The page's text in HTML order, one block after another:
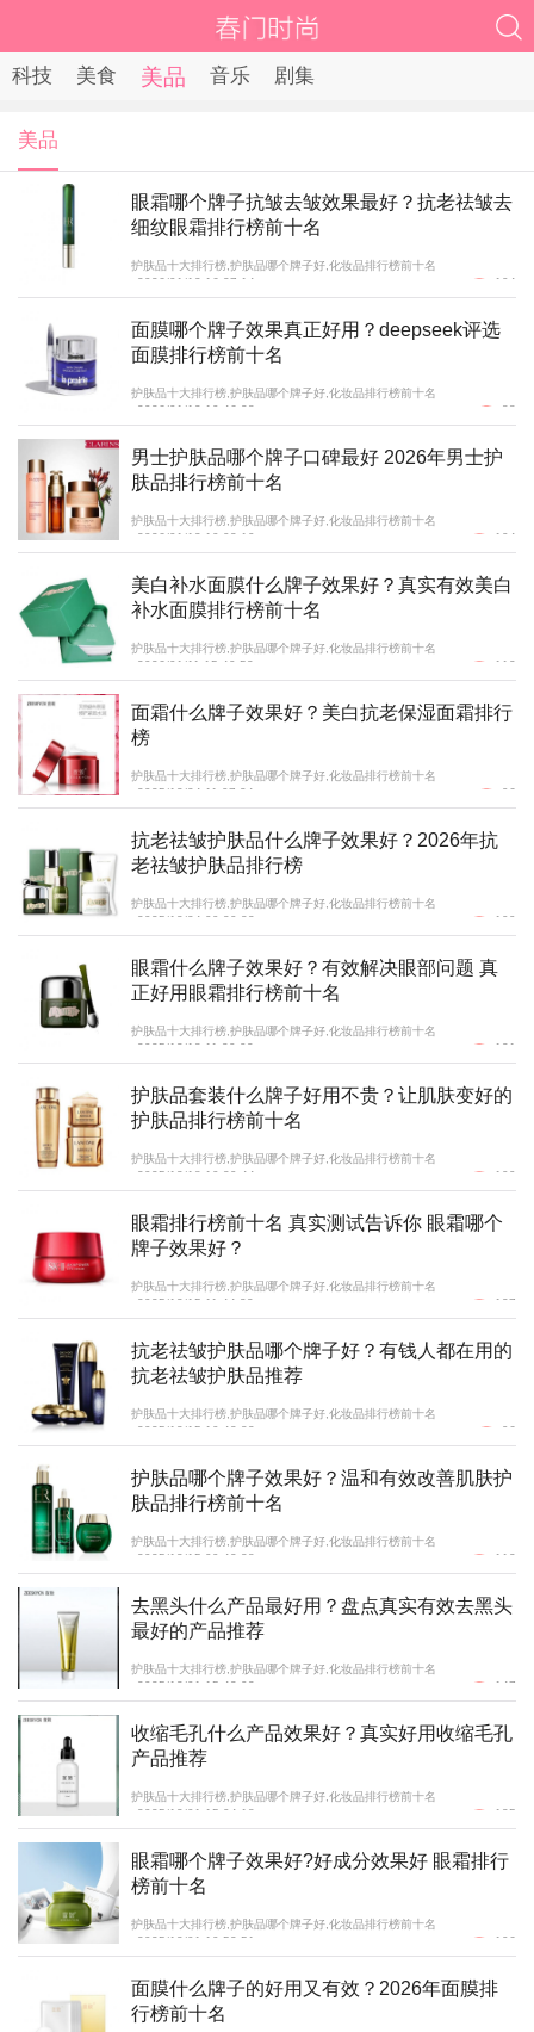
科技 美食 美品 音乐 剧集
美品
眼霜哪个牌子抗皱去皱效果最好？抗老祛皱去
细纹眼霜排行榜前十名
护肤品十大排行榜,护肤品哪个牌子好,化妆品排行榜前十名
2026/01/12 16:27:14
104
面膜哪个牌子效果真正好用？deepseek评选
面膜排行榜前十名
护肤品十大排行榜,护肤品哪个牌子好,化妆品排行榜前十名
2026/01/12 10:46:28
88
男士护肤品哪个牌子口碑最好 2026年男士护
肤品排行榜前十名
护肤品十大排行榜,护肤品哪个牌子好,化妆品排行榜前十名
2026/01/12 10:03:10
104
美白补水面膜什么牌子效果好？真实有效美白
补水面膜排行榜前十名
护肤品十大排行榜,护肤品哪个牌子好,化妆品排行榜前十名
2026/01/11 15:40:53
112
面霜什么牌子效果好？美白抗老保湿面霜排行
榜
护肤品十大排行榜,护肤品哪个牌子好,化妆品排行榜前十名
2025/12/24 11:07:24
96
抗老祛皱护肤品什么牌子效果好？2026年抗
老祛皱护肤品排行榜
护肤品十大排行榜,护肤品哪个牌子好,化妆品排行榜前十名
2025/12/24 09:30:33
109
眼霜什么牌子效果好？有效解决眼部问题 真
正好用眼霜排行榜前十名
护肤品十大排行榜,护肤品哪个牌子好,化妆品排行榜前十名
2025/12/18 11:30:02
121
护肤品套装什么牌子好用不贵？让肌肤变好的
护肤品排行榜前十名
护肤品十大排行榜,护肤品哪个牌子好,化妆品排行榜前十名
2025/12/18 10:39:44
109
眼霜排行榜前十名 真实测试告诉你 眼霜哪个
牌子效果好？
护肤品十大排行榜,护肤品哪个牌子好,化妆品排行榜前十名
2025/12/15 11:44:33
127
抗老祛皱护肤品哪个牌子好？有钱人都在用的
抗老祛皱护肤品推荐
护肤品十大排行榜,护肤品哪个牌子好,化妆品排行榜前十名
2025/12/15 10:43:33
96
护肤品哪个牌子效果好？温和有效改善肌肤护
肤品排行榜前十名
护肤品十大排行榜,护肤品哪个牌子好,化妆品排行榜前十名
2025/12/15 09:42:38
112
去黑头什么产品最好用？盘点真实有效去黑头
最好的产品推荐
护肤品十大排行榜,护肤品哪个牌子好,化妆品排行榜前十名
2025/12/01 15:43:03
147
收缩毛孔什么产品效果好？真实好用收缩毛孔
产品推荐
护肤品十大排行榜,护肤品哪个牌子好,化妆品排行榜前十名
2025/12/01 15:04:18
135
眼霜哪个牌子效果好?好成分效果好 眼霜排行
榜前十名
护肤品十大排行榜,护肤品哪个牌子好,化妆品排行榜前十名
2025/12/01 10:52:51
106
面膜什么牌子的好用又有效？2026年面膜排
行榜前十名